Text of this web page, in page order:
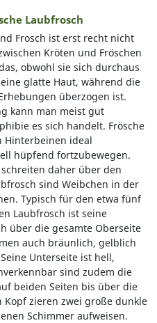
Laubfrosch
Frosch ist erst recht nicht
Kröten und Fröschen
obwohl sie sich durchaus
glatte Haut, während die
überzogen ist.
kann man meist gut
es sich handelt. Frösche
ideal
hüpfend fortzubewegen.
daher über den
sind Weibchen in der
Typisch für den etwa fünf
Laubfrosch ist seine
über die gesamte Oberseite
auch bräunlich, gelblich
Unterseite ist hell,
sind zudem die
beiden Seiten bis über die
Kopf zieren zwei große dunkle
Schimmer aufweisen.